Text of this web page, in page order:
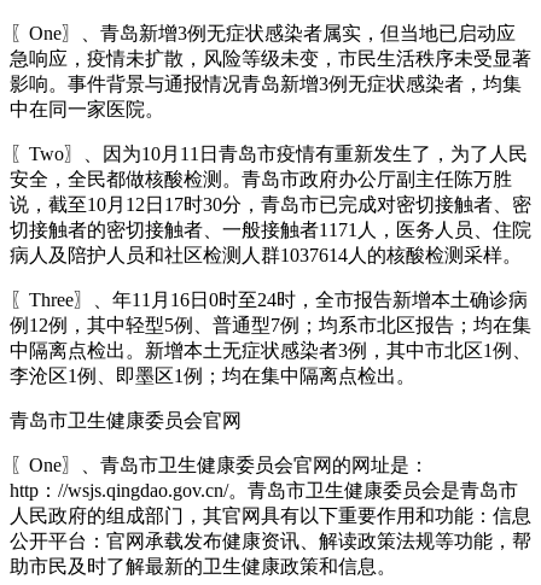
〖One〗、青岛新增3例无症状感染者属实，但当地已启动应
急响应，疫情未扩散，风险等级未变，市民生活秩序未受显著
影响。事件背景与通报情况青岛新增3例无症状感染者，均集
中在同一家医院。
〖Two〗、因为10月11日青岛市疫情有重新发生了，为了人民
安全，全民都做核酸检测。青岛市政府办公厅副主任陈万胜
说，截至10月12日17时30分，青岛市已完成对密切接触者、密
切接触者的密切接触者、一般接触者1171人，医务人员、住院
病人及陪护人员和社区检测人群1037614人的核酸检测采样。
〖Three〗、年11月16日0时至24时，全市报告新增本土确诊病
例12例，其中轻型5例、普通型7例；均系市北区报告；均在集
中隔离点检出。新增本土无症状感染者3例，其中市北区1例、
李沧区1例、即墨区1例；均在集中隔离点检出。
青岛市卫生健康委员会官网
〖One〗、青岛市卫生健康委员会官网的网址是：
http：//wsjs.qingdao.gov.cn/。青岛市卫生健康委员会是青岛市
人民政府的组成部门，其官网具有以下重要作用和功能：信息
公开平台：官网承载发布健康资讯、解读政策法规等功能，帮
助市民及时了解最新的卫生健康政策和信息。